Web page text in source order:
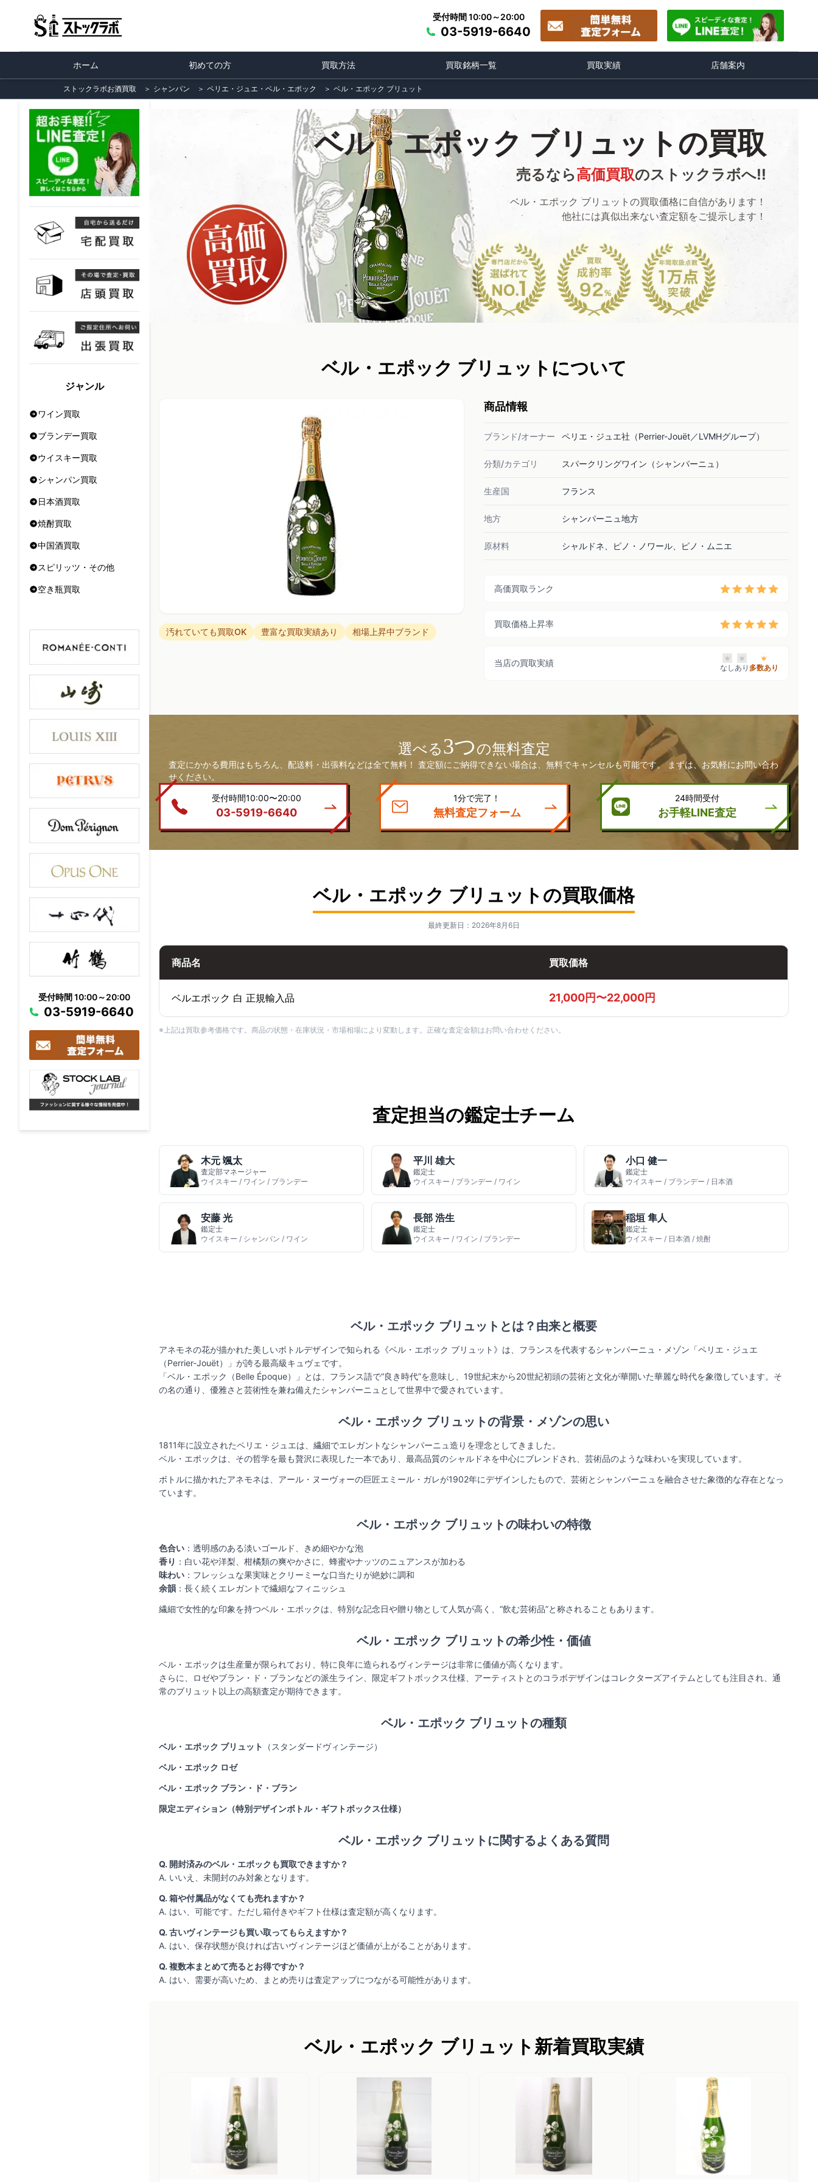
受付時間 10:00～20:00
03-5919-6640
ホーム 初めての方 買取方法 買取銘柄一覧 買取実績 店舗案内
ストックラボお酒買取 ＞ シャンパン ＞ ペリエ・ジュエ・ベル・エポック ＞ ベル・エポック ブリュット
ジャンル
ワイン買取
ブランデー買取
ウイスキー買取
シャンパン買取
日本酒買取
焼酎買取
中国酒買取
スピリッツ・その他
空き瓶買取
受付時間 10:00～20:00
03-5919-6640
ベル・エポック ブリュットの買取
売るなら高価買取のストックラボへ!!
ベル・エポック ブリュットの買取価格に自信があります！
他社には真似出来ない査定額をご提示します！
ベル・エポック ブリュットについて
汚れていても買取OK 豊富な買取実績あり 相場上昇中ブランド
商品情報
ブランド/オーナー ペリエ・ジュエ社（Perrier-Jouët／LVMHグループ）
分類/カテゴリ スパークリングワイン（シャンパーニュ）
生産国 フランス
地方 シャンパーニュ地方
原材料 シャルドネ、ピノ・ノワール、ピノ・ムニエ
高価買取ランク
買取価格上昇率
当店の買取実績 なし あり 多数あり
選べる3つの無料査定
査定にかかる費用はもちろん、配送料・出張料などは全て無料！ 査定額にご納得できない場合は、無料でキャンセルも可能です。 まずは、お気軽にお問い合わ
せください。
受付時間10:00〜20:00
03-5919-6640
1分で完了！
無料査定フォーム
24時間受付
お手軽LINE査定
ベル・エポック ブリュットの買取価格
最終更新日：2026年8月6日
商品名 買取価格
ベルエポック 白 正規輸入品 21,000円〜22,000円
※上記は買取参考価格です。商品の状態・在庫状況・市場相場により変動します。正確な査定金額はお問い合わせください。
査定担当の鑑定士チーム
木元 颯太
査定部マネージャー
ウイスキー / ワイン / ブランデー
平川 雄大
鑑定士
ウイスキー / ブランデー / ワイン
小口 健一
鑑定士
ウイスキー / ブランデー / 日本酒
安藤 光
鑑定士
ウイスキー / シャンパン / ワイン
長部 浩生
鑑定士
ウイスキー / ワイン / ブランデー
稲垣 隼人
鑑定士
ウイスキー / 日本酒 / 焼酎
ベル・エポック ブリュットとは？由来と概要
アネモネの花が描かれた美しいボトルデザインで知られる《ベル・エポック ブリュット》は、フランスを代表するシャンパーニュ・メゾン「ペリエ・ジュエ
（Perrier-Jouët）」が誇る最高級キュヴェです。
「ベル・エポック（Belle Époque）」とは、フランス語で“良き時代”を意味し、19世紀末から20世紀初頭の芸術と文化が華開いた華麗な時代を象徴しています。そ
の名の通り、優雅さと芸術性を兼ね備えたシャンパーニュとして世界中で愛されています。
ベル・エポック ブリュットの背景・メゾンの思い
1811年に設立されたペリエ・ジュエは、繊細でエレガントなシャンパーニュ造りを理念としてきました。
ベル・エポックは、その哲学を最も贅沢に表現した一本であり、最高品質のシャルドネを中心にブレンドされ、芸術品のような味わいを実現しています。
ボトルに描かれたアネモネは、アール・ヌーヴォーの巨匠エミール・ガレが1902年にデザインしたもので、芸術とシャンパーニュを融合させた象徴的な存在となっ
ています。
ベル・エポック ブリュットの味わいの特徴
色合い ：透明感のある淡いゴールド、きめ細やかな泡
香り ：白い花や洋梨、柑橘類の爽やかさに、蜂蜜やナッツのニュアンスが加わる
味わい ：フレッシュな果実味とクリーミーな口当たりが絶妙に調和
余韻 ：長く続くエレガントで繊細なフィニッシュ
繊細で女性的な印象を持つベル・エポックは、特別な記念日や贈り物として人気が高く、“飲む芸術品”と称されることもあります。
ベル・エポック ブリュットの希少性・価値
ベル・エポックは生産量が限られており、特に良年に造られるヴィンテージは非常に価値が高くなります。
さらに、ロゼやブラン・ド・ブランなどの派生ライン、限定ギフトボックス仕様、アーティストとのコラボデザインはコレクターズアイテムとしても注目され、通
常のブリュット以上の高額査定が期待できます。
ベル・エポック ブリュットの種類
ベル・エポック ブリュット
（スタンダードヴィンテージ）
ベル・エポック ロゼ
ベル・エポック ブラン・ド・ブラン
限定エディション（特別デザインボトル・ギフトボックス仕様）
ベル・エポック ブリュットに関するよくある質問
Q. 開封済みのベル・エポックも買取できますか？
A. いいえ、未開封のみ対象となります。
Q. 箱や付属品がなくても売れますか？
A. はい、可能です。ただし箱付きやギフト仕様は査定額が高くなります。
Q. 古いヴィンテージも買い取ってもらえますか？
A. はい、保存状態が良ければ古いヴィンテージほど価値が上がることがあります。
Q. 複数本まとめて売るとお得ですか？
A. はい、需要が高いため、まとめ売りは査定アップにつながる可能性があります。
ベル・エポック ブリュット新着買取実績